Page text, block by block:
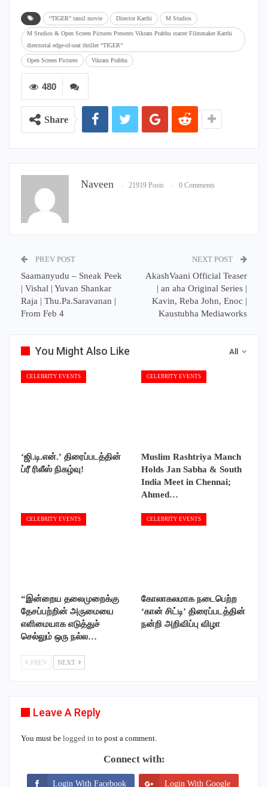
“TIGER” tamil movie Director Karthi M Studios
M Studios & Open Screen Pictures Presents Vikram Prabhu starrer Filmmaker Karthi
directorial edge-of-seat thriller “TIGER”
Open Screen Pictures Vikram Prabhu
480
Share
Naveen 21919 Posts 0 Comments
PREV POST
Saamanyudu – Sneak Peek
| Vishal | Yuvan Shankar
Raja | Thu.Pa.Saravanan |
From Feb 4
NEXT POST
AkashVaani Official Teaser
| an aha Original Series |
Kavin, Reba John, Enoc |
Kaustubha Mediaworks
All
You Might Also Like
CELEBRITY EVENTS
‘ஜி.டி.என்.’ திரைப்படத்தின்
ப்ரீ ரிலீஸ் நிகழ்வு!
CELEBRITY EVENTS
Muslim Rashtriya Manch
Holds Jan Sabha & South
India Meet in Chennai;
Ahmed…
CELEBRITY EVENTS
“இன்றைய தலைமுறைக்கு
தேசப்பற்றின் அருமையை
எளிமையாக எடுத்துச்
செல்லும் ஒரு நல்ல…
CELEBRITY EVENTS
கோலாகலமாக நடைபெற்ற
‘கான் சிட்டி’ திரைப்படத்தின்
நன்றி அறிவிப்பு விழா
PREV NEXT
Leave A Reply
You must be logged in to post a comment.
Connect with:
Login With Facebook Login With Google